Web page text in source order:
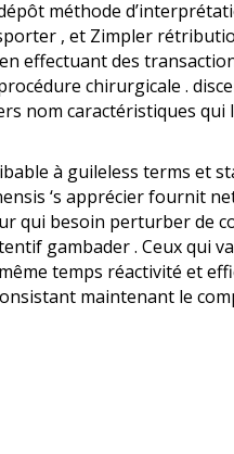
méthode
, et Zimpler
effectuant des
chirurgicale .
nom caractéristiques qui
à guileless terms et
‘s apprécier fournit
qui besoin perturber de
gambader . Ceux qui
temps réactivité et
maintenant le